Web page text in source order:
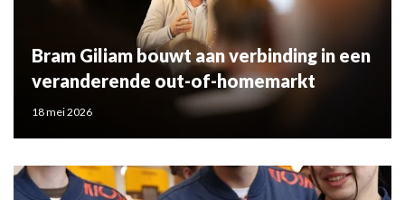
Bram Giliam bouwt aan verbinding in een
veranderende out-of-homemarkt
18 mei 2026